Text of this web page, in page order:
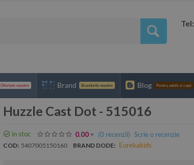
Ofertele noastre Brand Brandurile noastre Blog Pentru adulti si copii
Huzzle Cast Dot - 515016
in stoc 0.00 (0 recenzii) Scrie o recenzie
COD: 5407005150160 BRAND DODE: Eurekakids